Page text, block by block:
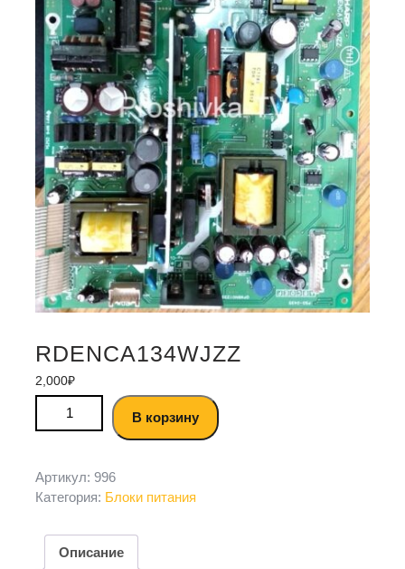
RDENCA134WJZZ
2,000₽
В корзину
Артикул: 996
Категория: Блоки питания
Описание